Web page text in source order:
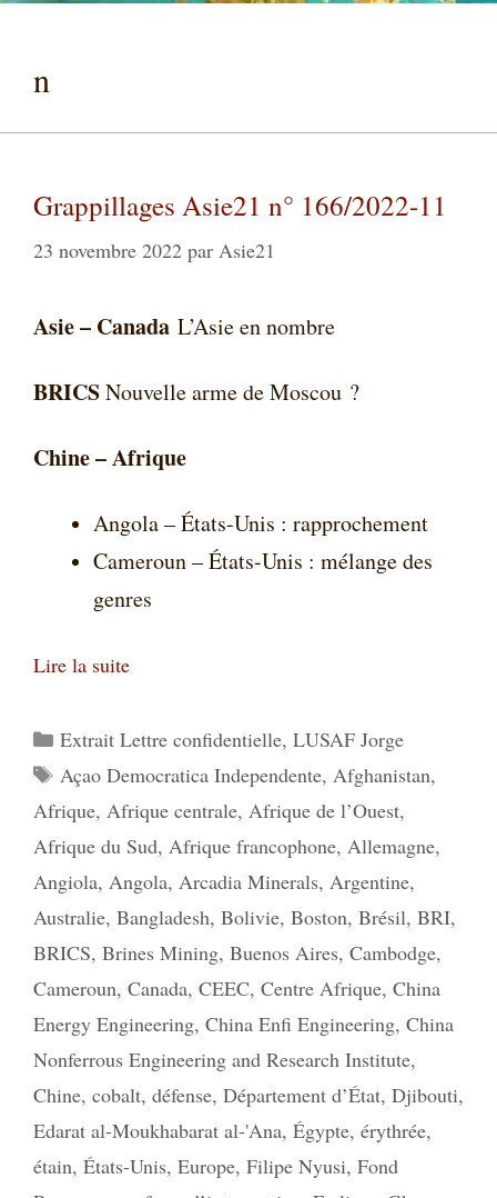
n
Grappillages Asie21 n° 166/2022-11
23 novembre 2022 par Asie21
Asie – Canada L’Asie en nombre
BRICSNouvelle arme de Moscou ?
Chine – Afrique
Angola – États-Unis : rapprochement
Cameroun – États-Unis : mélange des
genres
Lire la suite
Catégories
Extrait Lettre confidentielle, LUSAF Jorge
Étiquettes
Açao Democratica Independente, Afghanistan,
Afrique, Afrique centrale, Afrique de l’Ouest,
Afrique du Sud, Afrique francophone, Allemagne,
Angiola, Angola, Arcadia Minerals, Argentine,
Australie, Bangladesh, Bolivie, Boston, Brésil, BRI,
BRICS, Brines Mining, Buenos Aires, Cambodge,
Cameroun, Canada, CEEC, Centre Afrique, China
Energy Engineering, China Enfi Engineering, China
Nonferrous Engineering and Research Institute,
Chine, cobalt, défense, Département d’État, Djibouti,
Edarat al-Moukhabarat al-'Ana, Égypte, érythrée,
étain, États-Unis, Europe, Filipe Nyusi, Fond